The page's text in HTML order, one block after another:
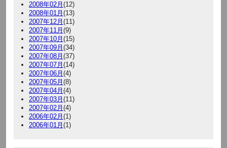
2008年02月(12)
2008年01月(13)
2007年12月(11)
2007年11月(9)
2007年10月(15)
2007年09月(34)
2007年08月(37)
2007年07月(14)
2007年06月(4)
2007年05月(8)
2007年04月(4)
2007年03月(11)
2007年02月(4)
2006年02月(1)
2006年01月(1)